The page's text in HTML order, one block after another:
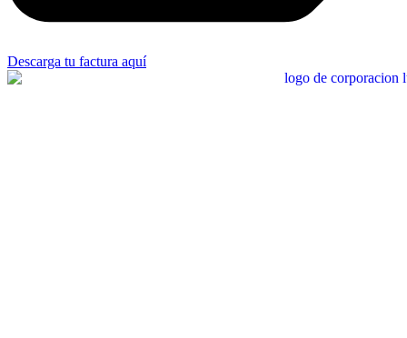
Descarga tu factura aquí